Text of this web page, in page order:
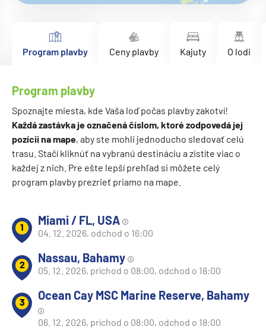
Program plavby Ceny plavby Kajuty O lodi
Program plavby
Spoznajte miesta, kde Vaša loď počas plavby zakotví!
Každá zastávka je označená číslom, ktoré zodpovedá jej
pozícii na mape, aby ste mohli jednoducho sledovať celú
trasu. Stačí kliknúť na vybranú destináciu a zistíte viac o
každej z nich. Pre ešte lepší prehľad si môžete celý
program plavby prezrieť priamo na mape.
1 Miami / FL, USA
04. 12. 2026, odchod o 16:00
2 Nassau, Bahamy
05. 12. 2026, príchod o 08:00, odchod o 18:00
3 Ocean Cay MSC Marine Reserve, Bahamy
06. 12. 2026, príchod o 08:00, odchod o 18:00